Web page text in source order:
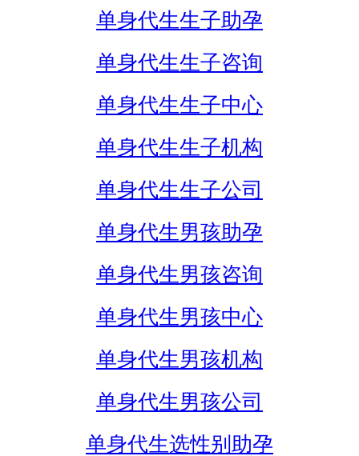
单身代生生子助孕
单身代生生子咨询
单身代生生子中心
单身代生生子机构
单身代生生子公司
单身代生男孩助孕
单身代生男孩咨询
单身代生男孩中心
单身代生男孩机构
单身代生男孩公司
单身代生选性别助孕